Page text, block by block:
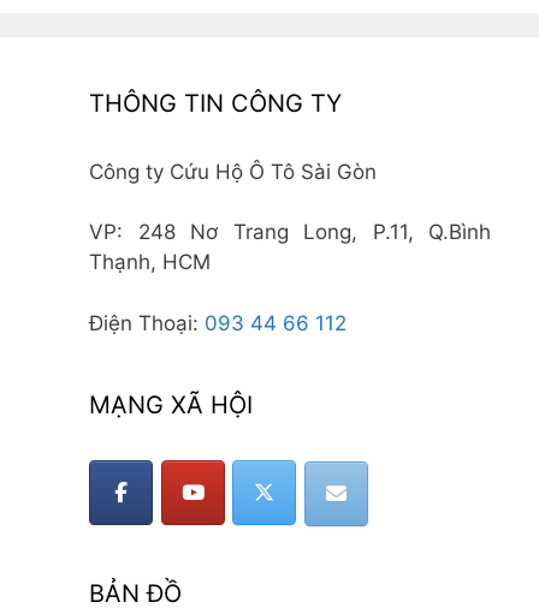
THÔNG TIN CÔNG TY
Công ty Cứu Hộ Ô Tô Sài Gòn
VP: 248 Nơ Trang Long, P.11, Q.Bình
Thạnh, HCM
Điện Thoại: 093 44 66 112
MẠNG XÃ HỘI
BẢN ĐỒ